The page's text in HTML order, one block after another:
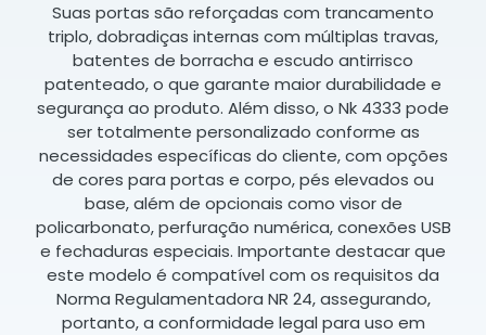
Suas portas são reforçadas com trancamento
triplo, dobradiças internas com múltiplas travas,
batentes de borracha e escudo antirrisco
patenteado, o que garante maior durabilidade e
segurança ao produto. Além disso, o Nk 4333 pode
ser totalmente personalizado conforme as
necessidades específicas do cliente, com opções
de cores para portas e corpo, pés elevados ou
base, além de opcionais como visor de
policarbonato, perfuração numérica, conexões USB
e fechaduras especiais. Importante destacar que
este modelo é compatível com os requisitos da
Norma Regulamentadora NR 24, assegurando,
portanto, a conformidade legal para uso em